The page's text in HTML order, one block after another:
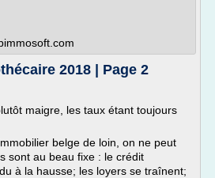
2018 | Page 2
maigre, les taux étant toujours
belge de loin, on ne peut
sont au beau fixe : le crédit
à la hausse; les loyers se traînent;